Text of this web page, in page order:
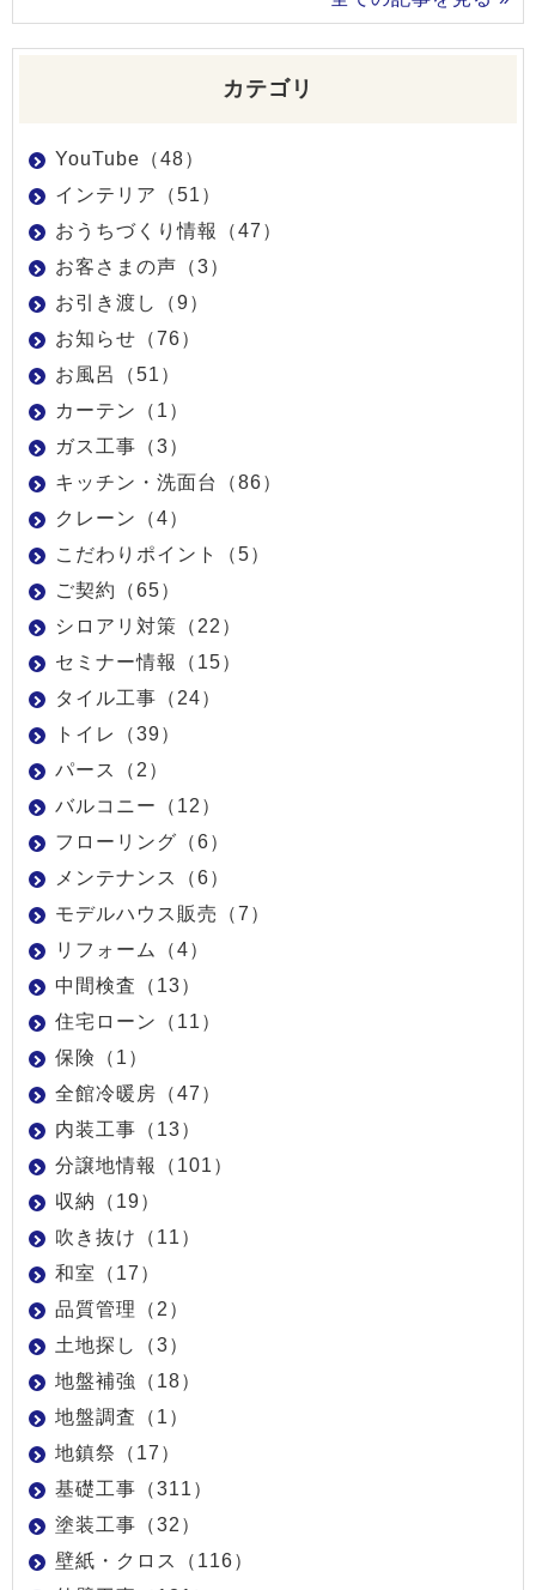
カテゴリ
YouTube（48）
インテリア（51）
おうちづくり情報（47）
お客さまの声（3）
お引き渡し（9）
お知らせ（76）
お風呂（51）
カーテン（1）
ガス工事（3）
キッチン・洗面台（86）
クレーン（4）
こだわりポイント（5）
ご契約（65）
シロアリ対策（22）
セミナー情報（15）
タイル工事（24）
トイレ（39）
パース（2）
バルコニー（12）
フローリング（6）
メンテナンス（6）
モデルハウス販売（7）
リフォーム（4）
中間検査（13）
住宅ローン（11）
保険（1）
全館冷暖房（47）
内装工事（13）
分譲地情報（101）
収納（19）
吹き抜け（11）
和室（17）
品質管理（2）
土地探し（3）
地盤補強（18）
地盤調査（1）
地鎮祭（17）
基礎工事（311）
塗装工事（32）
壁紙・クロス（116）